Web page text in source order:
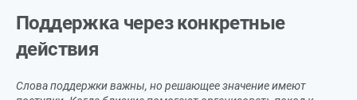
Поддержка через конкретные
действия
Слова поддержки важны, но решающее значение имеют